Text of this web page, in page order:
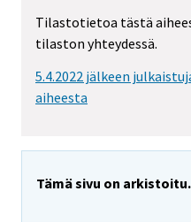
Tilastotietoa tästä
tilaston yhteydessä.
5.4.2022 jälkeen
aiheesta
Tämä sivu on arkistoitu.